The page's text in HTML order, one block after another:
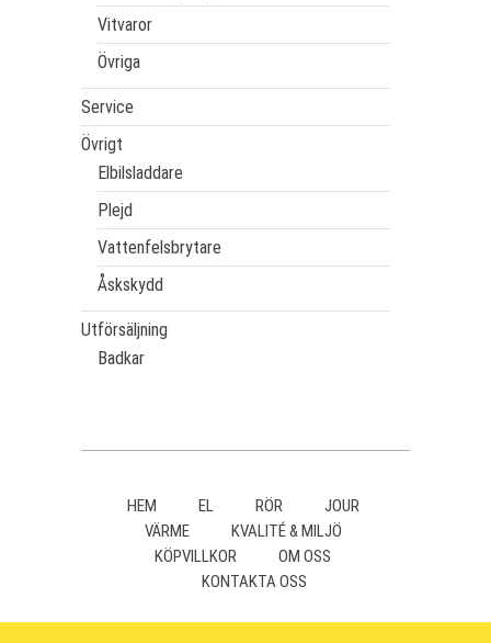
Vitvaror
Övriga
Service
Övrigt
Elbilsladdare
Plejd
Vattenfelsbrytare
Åskskydd
Utförsäljning
Badkar
HEM EL RÖR
JOUR
VÄRME
KVALITÉ & MILJÖ
KÖPVILLKOR
OM OSS
KONTAKTA OSS